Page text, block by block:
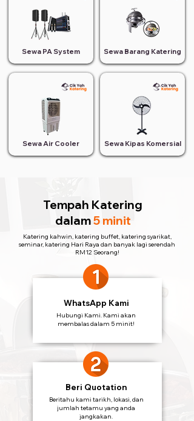
Sewa PA System
Sewa Air Cooler
Sewa Barang Katering
Sewa Kipas Komersial
Tempah Katering
dalam5 minit
Katering kahwin, katering buffet, katering syarikat,
seminar, katering Hari Raya dan banyak lagi serendah
RM12 Seorang!
WhatsApp Kami
Hubungi Kami. Kami akan
membalas dalam 5 minit!
Beri Quotation
Beritahu kami tarikh, lokasi, dan
jumlah tetamu yang anda
jangkakan.